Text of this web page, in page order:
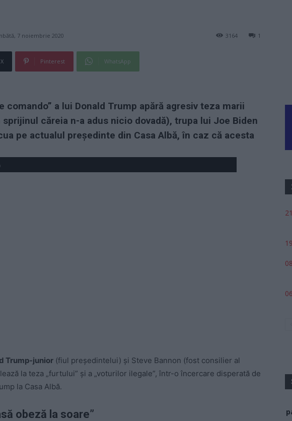
7 noiembrie 2020 1
3164
X Pinterest WhatsApp
comando” a lui Donald Trump apără agresiv teza marii
căreia n-a adus nicio dovadă), trupa lui Joe Biden
pe actualul președinte din Casa Albă, în caz că acesta
Trump-junior (fiul președintelui) și Steve Bannon (fost consilier al
la teza „furtului” și a „voturilor ilegale”, într-o încercare disperată de
la Casa Albă.
obeză la soare”